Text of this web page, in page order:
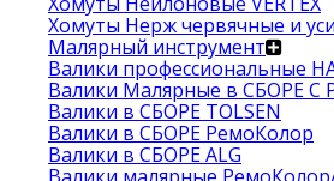
Хомуты Нерж червячные и
Малярный инструмент
Валики профессиональные
Валики Малярные в СБОРЕ С
Валики в СБОРЕ TOLSEN
Валики в СБОРЕ РемоКолор
Валики в СБОРЕ ALG